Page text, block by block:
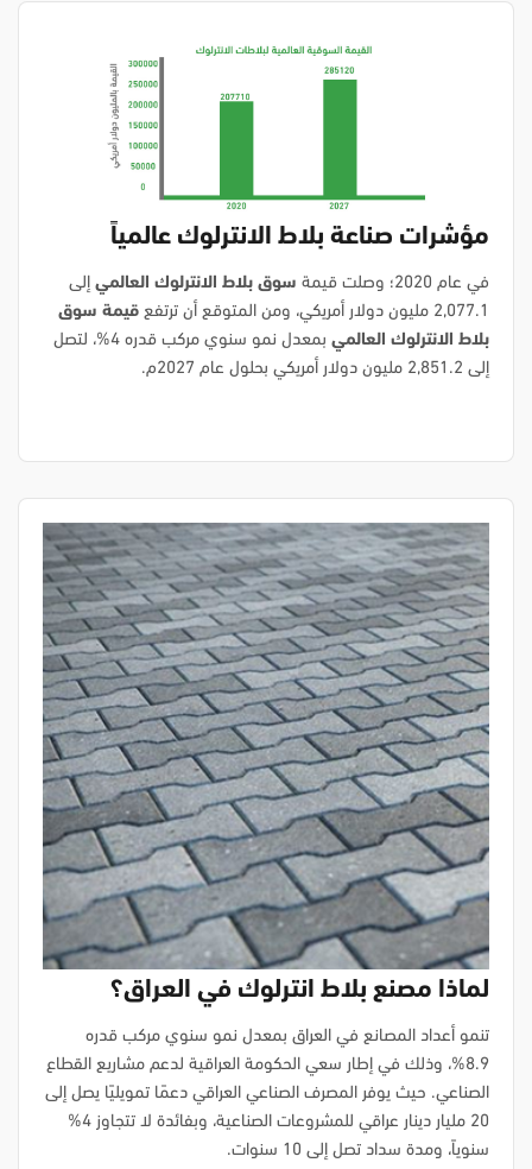
مؤشرات صناعة بلاط الانترلوك عالمياً
في عام 2020؛ وصلت قيمة سوق بلاط الانترلوك العالمي إلى
2,077.1 مليون دولار أمريكي، ومن المتوقع أن ترتفع
قيمة سوق
بلاط الانترلوك العالمي
بمعدل نمو سنوي مركب قدره 4%، لتصل
إلى 2,851.2 مليون دولار أمريكي بحلول عام 2027م.
لماذا مصنع بلاط انترلوك في العراق؟
تنمو أعداد المصانع في العراق بمعدل نمو سنوي مركب قدره
8.9%، وذلك في إطار سعي الحكومة العراقية لدعم مشاريع القطاع
الصناعي. حيث يوفر المصرف الصناعي العراقي دعمًا تمويليًا يصل إلى
20 مليار دينار عراقي للمشروعات الصناعية، وبفائدة لا تتجاوز 4%
سنوياً، ومدة سداد تصل إلى 10 سنوات.